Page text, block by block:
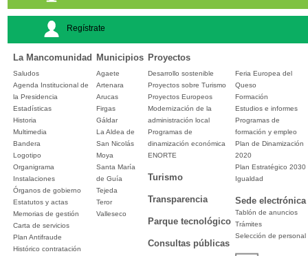
Regístrate
La Mancomunidad Municipios Proyectos
Saludos
Agenda Institucional de
la Presidencia
Estadísticas
Historia
Multimedia
Bandera
Logotipo
Organigrama
Instalaciones
Órganos de gobierno
Estatutos y actas
Memorias de gestión
Carta de servicios
Plan Antifraude
Histórico contratación
Agaete
Artenara
Arucas
Firgas
Gáldar
La Aldea de
San Nicolás
Moya
Santa María
de Guía
Tejeda
Teror
Valleseco
Desarrollo sostenible
Proyectos sobre Turismo
Proyectos Europeos
Modernización de la
administración local
Programas de
dinamización económica
ENORTE
Turismo
Transparencia
Parque tecnológico
Consultas públicas
Feria Europea del
Queso
Formación
Estudios e informes
Programas de
formación y empleo
Plan de Dinamización
2020
Plan Estratégico 2030
Igualdad
Sede electrónica
Tablón de anuncios
Trámites
Selección de personal